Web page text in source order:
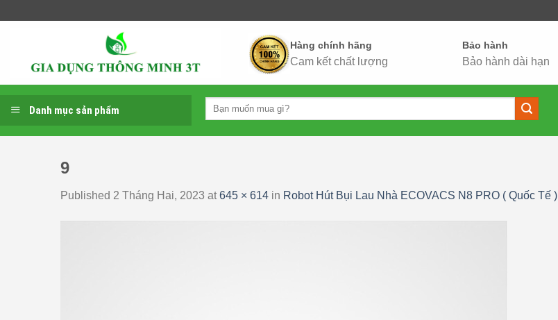
Hàng chính hãng
Cam kết chất lượng
Bảo hành
Bảo hành dài hạn
Danh mục sản phẩm
Tìm
kiếm:
9
Published 2 Tháng Hai, 2023 at645 × 614 in Robot Hút Bụi Lau Nhà ECOVACS N8 PRO ( Quốc Tế )